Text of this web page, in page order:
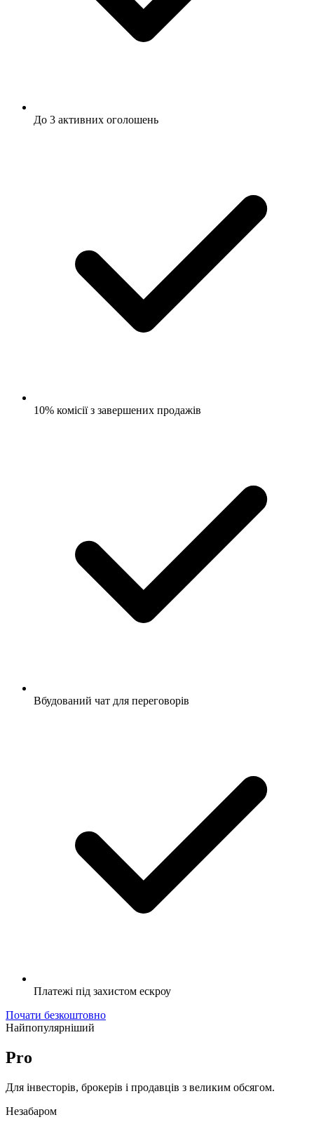
До 3 активних оголошень
10% комісії з завершених продажів
Вбудований чат для переговорів
Платежі під захистом ескроу
Почати безкоштовно
Найпопулярніший
Pro
Для інвесторів, брокерів і продавців з великим обсягом.
Незабаром